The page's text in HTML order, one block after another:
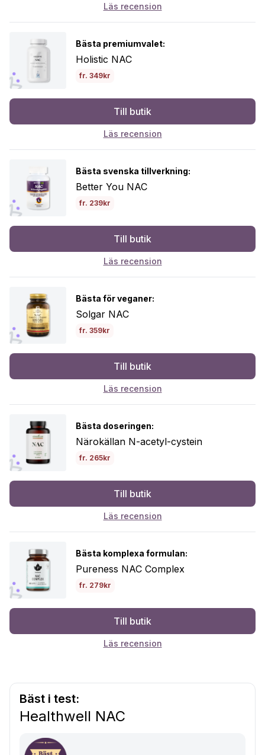
Läs recension
Bästa premiumvalet:
Holistic NAC
fr. 349kr
Till butik
Läs recension
Bästa svenska tillverkning:
Better You NAC
fr. 239kr
Till butik
Läs recension
Bästa för veganer:
Solgar NAC
fr. 359kr
Till butik
Läs recension
Bästa doseringen:
Närokällan N-acetyl-cystein
fr. 265kr
Till butik
Läs recension
Bästa komplexa formulan:
Pureness NAC Complex
fr. 279kr
Till butik
Läs recension
Bäst i test:
Healthwell NAC